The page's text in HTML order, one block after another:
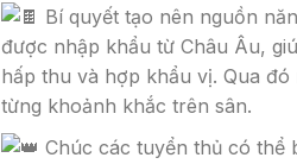
Bí quyết tạo nên nguồn
được nhập khẩu từ Châu Âu,
hấp thu và hợp khẩu vị. Qua
từng khoảnh khắc trên sân.
Chúc các tuyển thủ có thể